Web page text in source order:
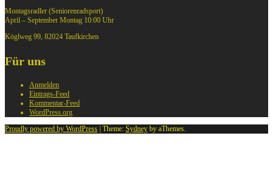
Montagsradler (Seniorenradsport)
April – September Montag 10:00 Uhr
Köglweg 99, 82024 Taufkirchen
Für uns
Anmelden
Eintrags-Feed
Kommentar-Feed
WordPress.org
Proudly powered by WordPress Theme: Sydney by aThemes.